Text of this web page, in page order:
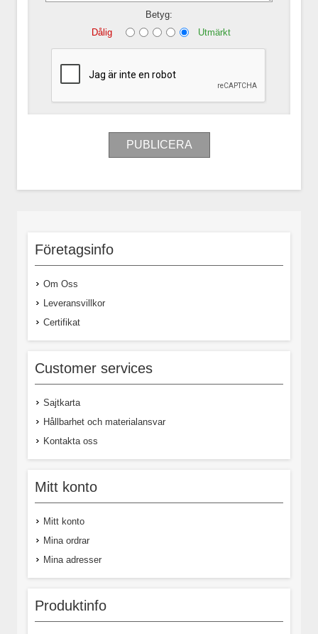
Betyg:
Dålig
Utmärkt
Företagsinfo
Om Oss
Leveransvillkor
Certifikat
Customer services
Sajtkarta
Hållbarhet och materialansvar
Kontakta oss
Mitt konto
Mitt konto
Mina ordrar
Mina adresser
Produktinfo